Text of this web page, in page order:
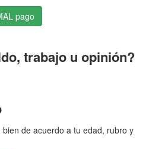
trabajo u opinión?
de acuerdo a tu edad, rubro y